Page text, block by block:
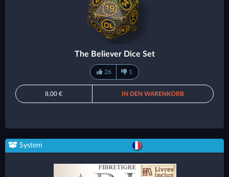
The Believer Dice Set
26 1
8,00 € IN DEN WARENKORB
System